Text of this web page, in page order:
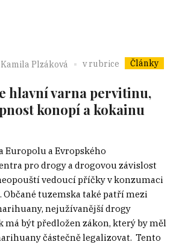
Kamila Plzáková v rubrice Články
hlavní varna pervitinu,
konopí a kokainu
Europolu a Evropského
pro drogy a drogovou závislost
vedoucí příčky v konzumaci
tuzemska také patří mezi
nejužívanější drogy
má být předložen zákon, který by měl
částečně legalizovat. Tento